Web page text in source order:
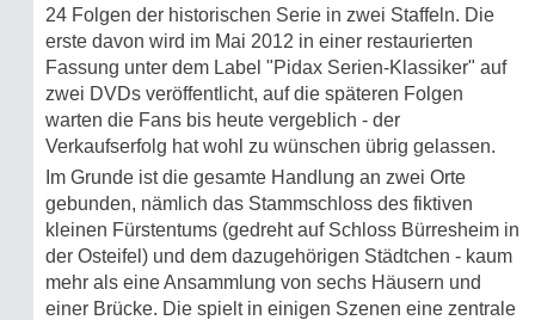
24 Folgen der historischen Serie in zwei Staffeln. Die
erste davon wird im Mai 2012 in einer restaurierten
Fassung unter dem Label "Pidax Serien-Klassiker" auf
zwei DVDs veröffentlicht, auf die späteren Folgen
warten die Fans bis heute vergeblich - der
Verkaufserfolg hat wohl zu wünschen übrig gelassen.
Im Grunde ist die gesamte Handlung an zwei Orte
gebunden, nämlich das Stammschloss des fiktiven
kleinen Fürstentums (gedreht auf Schloss Bürresheim in
der Osteifel) und dem dazugehörigen Städtchen - kaum
mehr als eine Ansammlung von sechs Häusern und
einer Brücke. Die spielt in einigen Szenen eine zentrale